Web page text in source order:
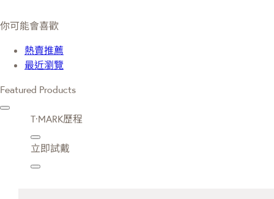
你可能會喜歡
熱賣推薦
最近瀏覽
Featured Products
T·MARK歷程
立即試戴